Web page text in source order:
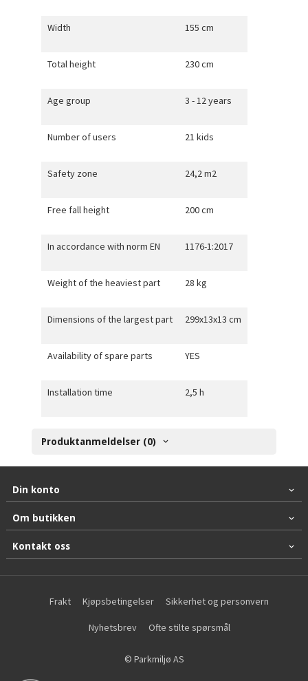
Width 155 cm
Total height 230 cm
Age group 3 - 12 years
Number of users 21 kids
Safety zone 24,2 m2
Free fall height 200 cm
In accordance with norm EN 1176-1:2017
Weight of the heaviest part 28 kg
Dimensions of the largest part 299x13x13 cm
Availability of spare parts YES
Installation time 2,5 h
Produktanmeldelser (0)
Din konto
Om butikken
Kontakt oss
Frakt Kjøpsbetingelser Sikkerhet og personvern
Nyhetsbrev Ofte stilte spørsmål
© Parkmiljø AS